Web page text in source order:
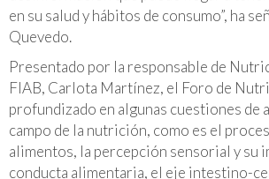
en su salud y hábitos de consumo”, ha
Quevedo.
Presentado por la responsable de
FIAB, Carlota Martínez, el Foro de
profundizado en algunas cuestiones de
campo de la nutrición, como es el
alimentos, la percepción sensorial y su
conducta alimentaria, el eje intestino-